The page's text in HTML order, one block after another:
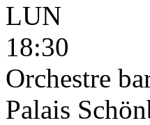
LUN
18:30
Orchestre
Palais